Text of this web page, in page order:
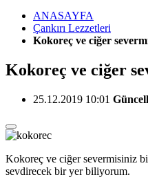
ANASAYFA
Çankırı Lezzetleri
Kokoreç ve ciğer
Kokoreç ve ciğer
25.12.2019 10:01
Kokoreç ve ciğer severmisiniz
sevdirecek bir yer biliyorum.